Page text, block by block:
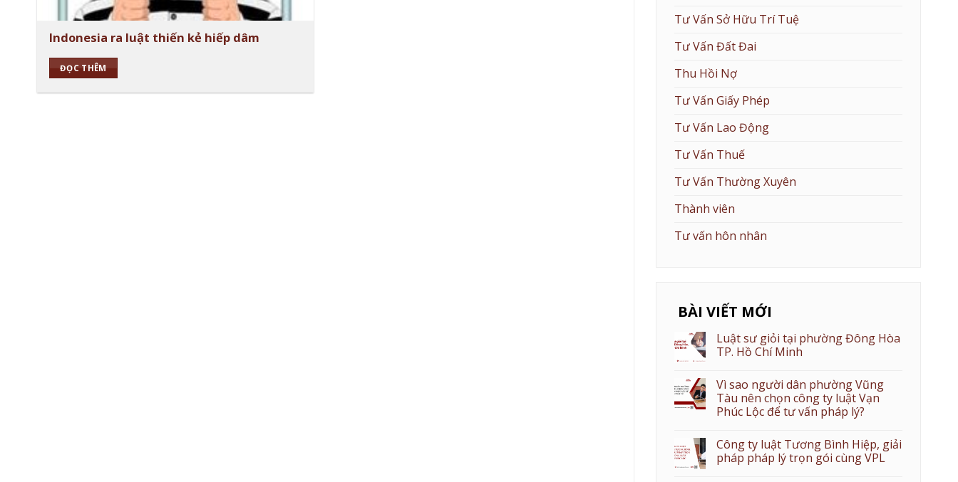
Indonesia ra luật thiến kẻ hiếp dâm
ĐỌC THÊM
Tư Vấn Sở Hữu Trí Tuệ
Tư Vấn Đất Đai
Thu Hồi Nợ
Tư Vấn Giấy Phép
Tư Vấn Lao Động
Tư Vấn Thuế
Tư Vấn Thường Xuyên
Thành viên
Tư vấn hôn nhân
BÀI VIẾT MỚI
Luật sư giỏi tại phường Đông Hòa
TP. Hồ Chí Minh
Vì sao người dân phường Vũng
Tàu nên chọn công ty luật Vạn
Phúc Lộc để tư vấn pháp lý?
Công ty luật Tương Bình Hiệp, giải
pháp pháp lý trọn gói cùng VPL